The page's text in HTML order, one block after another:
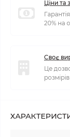
Ціни та
20% на
Своє
Це